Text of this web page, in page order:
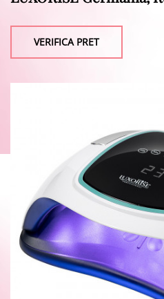
VERIFICA PRET